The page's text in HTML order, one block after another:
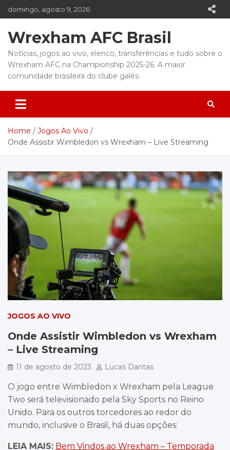
Skip
to
domingo, agosto 9, 2026
Wrexham AFC Brasil
Notícias, jogos ao vivo, elenco, transferências e tudo sobre o
Wrexham AFC na Championship 2025-26. A maior
comunidade brasileira do clube galês.
Home
Jogos Ao Vivo
Onde Assistir Wimbledon vs Wrexham – Live Streaming
JOGOS AO VIVO
Onde Assistir Wimbledon vs Wrexham
– Live Streaming
11 de agosto de 2023 Lucas Dantas
O jogo entre Wimbledon x Wrexham pela League
Two será televisionado pela Sky Sports no Reino
Unido. Para os outros torcedores ao redor do
mundo, inclusive o Brasil, há duas opções:
LEIA MAIS: Bem Vindos ao Wrexham – Temporada